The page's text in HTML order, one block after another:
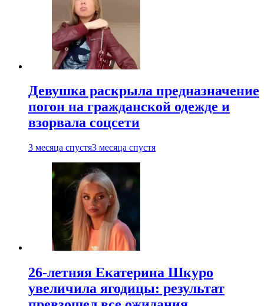
Девушка раскрыла предназначение
погон на гражданской одежде и
взорвала соцсети
3 месяца спустя3 месяца спустя
26-летняя Екатерина Шкуро
увеличила ягодицы: результат